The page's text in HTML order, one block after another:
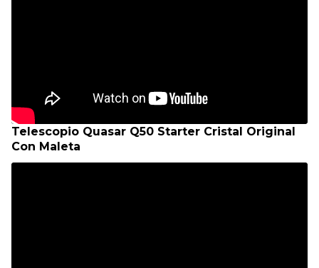
Telescopio Quasar Q50 Starter Cristal Original
Con Maleta